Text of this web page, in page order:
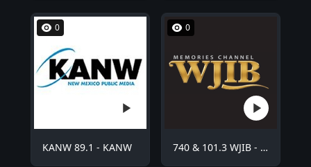
0
KANW 89.1 - KANW
0
740 & 101.3 WJIB - WJIB